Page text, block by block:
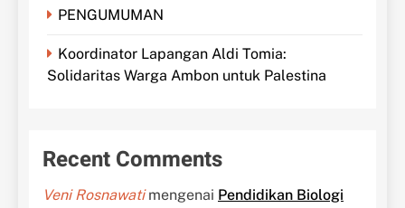
PENGUMUMAN
Koordinator Lapangan Aldi Tomia:
Solidaritas Warga Ambon untuk Palestina
Recent Comments
Veni Rosnawatimengenai Pendidikan Biologi